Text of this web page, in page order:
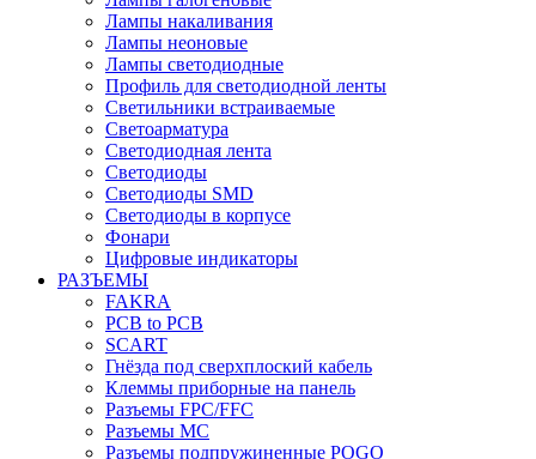
Лампы накаливания
Лампы неоновые
Лампы светодиодные
Профиль для светодиодной ленты
Светильники встраиваемые
Светоарматура
Светодиодная лента
Светодиоды
Светодиоды SMD
Светодиоды в корпусе
Фонари
Цифровые индикаторы
РАЗЪЕМЫ
FAKRA
PCB to PCB
SCART
Гнёзда под сверхплоский кабель
Клеммы приборные на панель
Разъемы FPC/FFC
Разъемы MC
Разъемы подпружиненные POGO